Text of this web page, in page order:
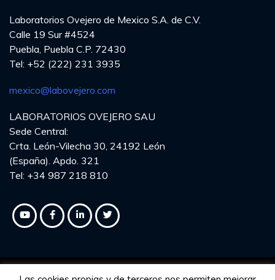
Laboratorios Ovejero de Mexico S.A. de C.V.
Calle 19 Sur #4524
Puebla, Puebla C.P. 72430
Tel: +52 (222) 231 3935
mexico@labovejero.com
LABORATORIOS OVEJERO SAU
Sede Central:
Crta. León-Vilecha 30, 24192 León
(España). Apdo. 321
Tel: +34 987 218 810